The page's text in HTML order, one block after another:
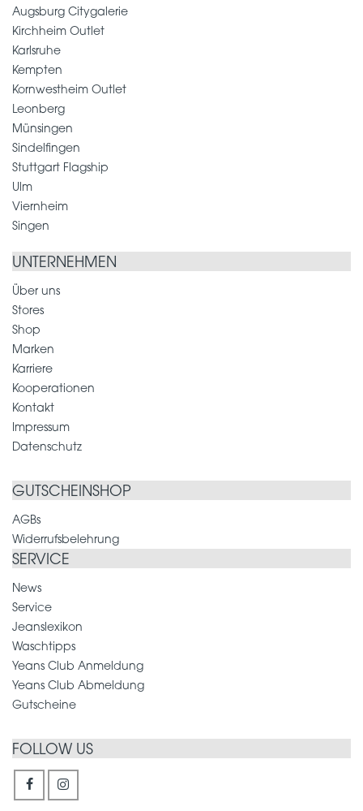
Augsburg Citygalerie
Kirchheim Outlet
Karlsruhe
Kempten
Kornwestheim Outlet
Leonberg
Münsingen
Sindelfingen
Stuttgart Flagship
Ulm
Viernheim
Singen
UNTERNEHMEN
Über uns
Stores
Shop
Marken
Karriere
Kooperationen
Kontakt
Impressum
Datenschutz
GUTSCHEINSHOP
AGBs
Widerrufsbelehrung
SERVICE
News
Service
Jeanslexikon
Waschtipps
Yeans Club Anmeldung
Yeans Club Abmeldung
Gutscheine
FOLLOW US